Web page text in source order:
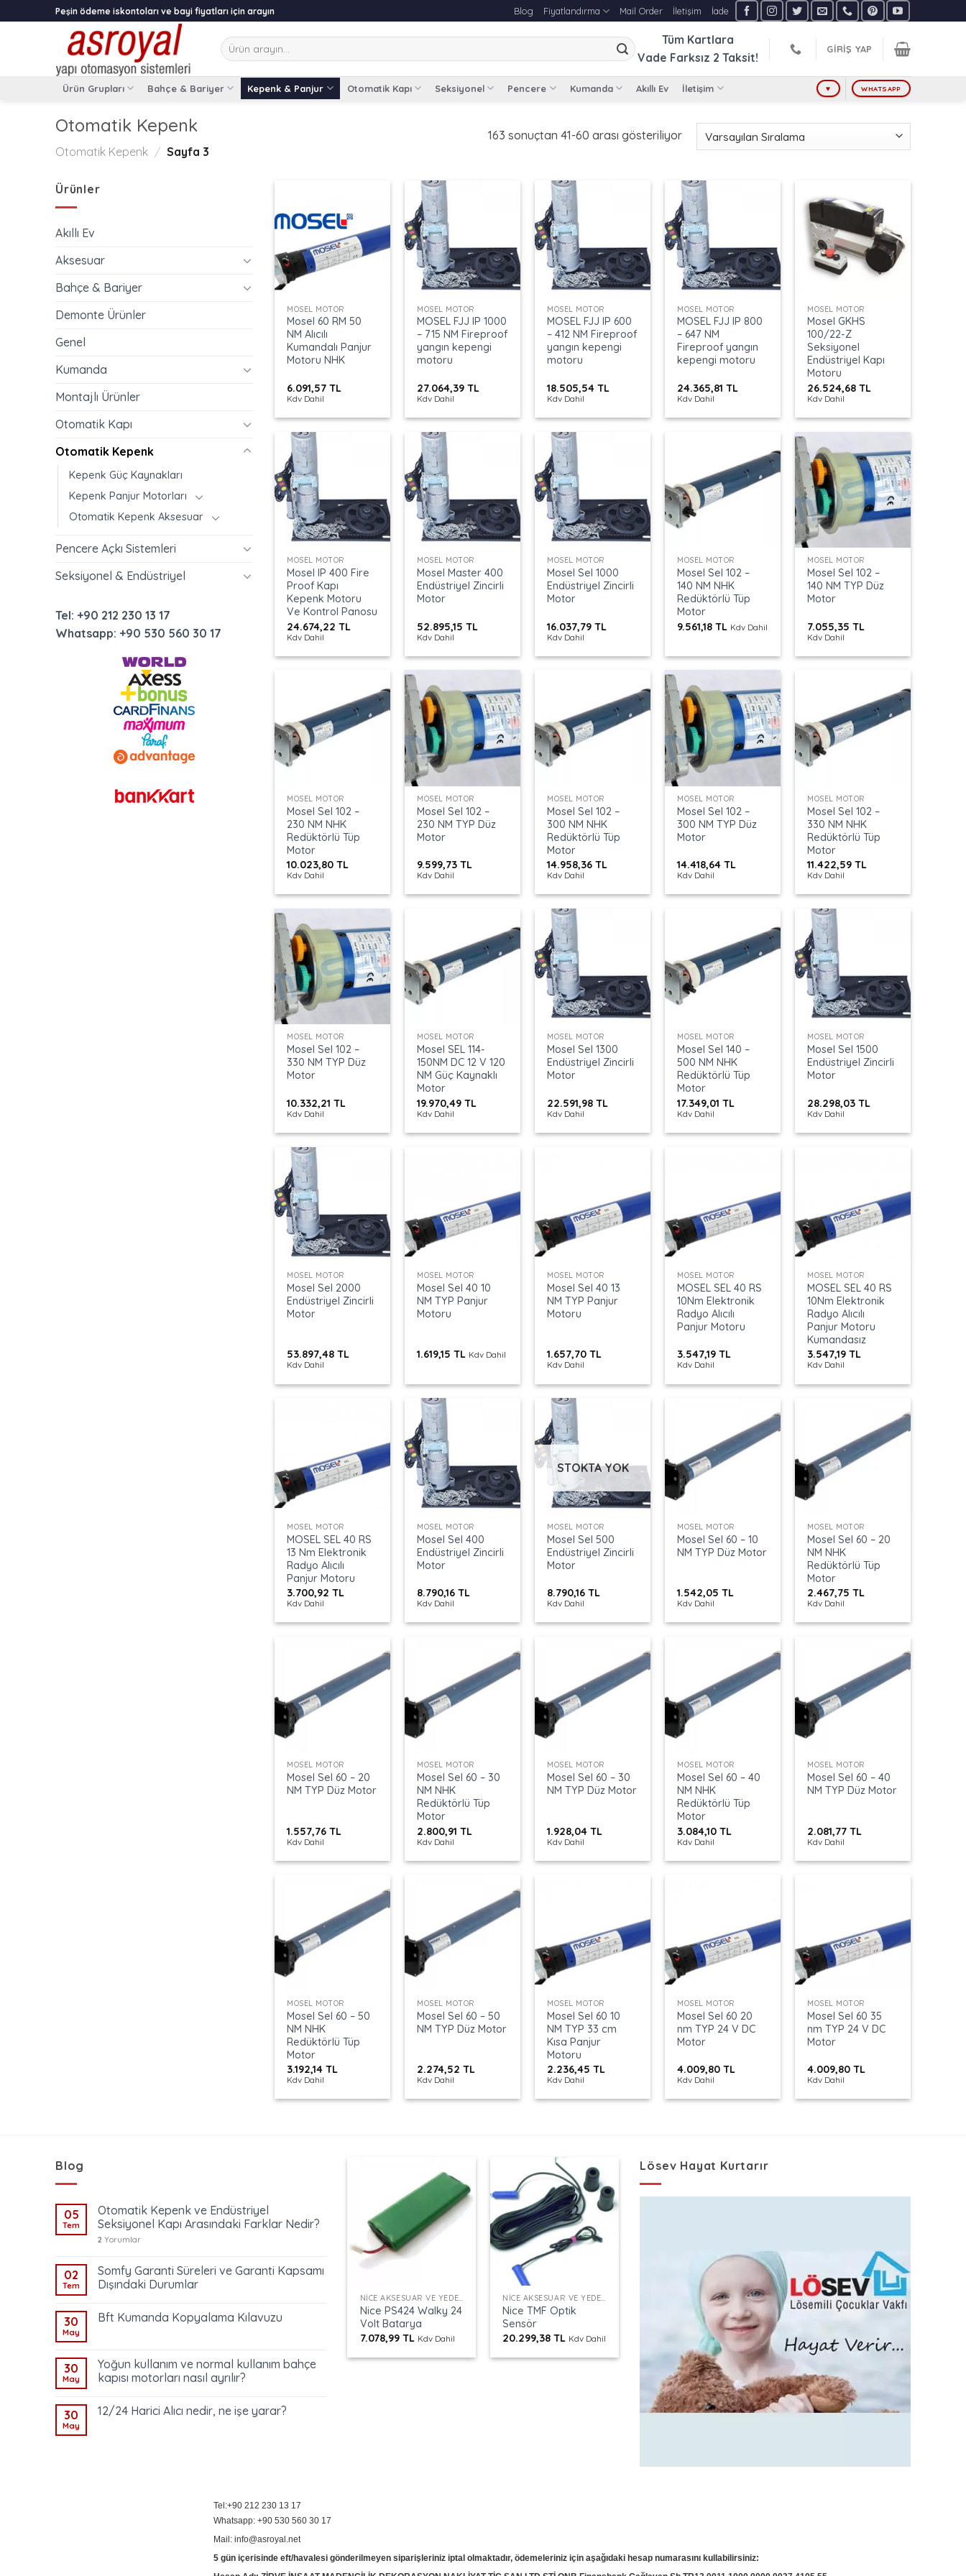
to
Peşin ödeme iskontoları ve bayi fiyatları için arayın Blog Fiyatlandırma Mail Order İletişim İade
Ara:
Tüm Kartlara
Vade Farksız 2 Taksit!
GIRIŞ YAP
Ürün Grupları Bahçe & Bariyer Kepenk & Panjur Otomatik Kapı Seksiyonel Pencere Kumanda Akıllı Ev İletişim ♥ WHATSAPP
Otomatik Kepenk
Otomatik Kepenk / Sayfa 3
163 sonuçtan 41-60 arası gösteriliyor
Ürünler
Akıllı Ev
Aksesuar
Bahçe & Bariyer
Demonte Ürünler
Genel
Kumanda
Montajlı Ürünler
Otomatik Kapı
Otomatik Kepenk
Kepenk Güç Kaynakları
Kepenk Panjur Motorları
Otomatik Kepenk Aksesuar
Pencere Açkı Sistemleri
Seksiyonel & Endüstriyel
Tel: +90 212 230 13 17
Whatsapp: +90 530 560 30 17
+
MOSEL MOTOR
Mosel 60 RM 50
NM Alıcılı
Kumandalı Panjur
Motoru NHK
6.091,57TL
Kdv Dahil
+
MOSEL MOTOR
MOSEL FJJ IP 1000
– 715 NM Fireproof
yangın kepengi
motoru
27.064,39TL
Kdv Dahil
+
MOSEL MOTOR
MOSEL FJJ IP 600
– 412 NM Fireproof
yangın kepengi
motoru
18.505,54TL
Kdv Dahil
+
MOSEL MOTOR
MOSEL FJJ IP 800
– 647 NM
Fireproof yangın
kepengi motoru
24.365,81TL
Kdv Dahil
MOSEL MOTOR
Mosel GKHS
100/22-Z
Seksiyonel
Endüstriyel Kapı
Motoru
26.524,68TL
Kdv Dahil
+
MOSEL MOTOR
Mosel IP 400 Fire
Proof Kapı
Kepenk Motoru
Ve Kontrol Panosu
24.674,22TL
Kdv Dahil
+
MOSEL MOTOR
Mosel Master 400
Endüstriyel Zincirli
Motor
52.895,15TL
Kdv Dahil
+
MOSEL MOTOR
Mosel Sel 1000
Endüstriyel Zincirli
Motor
16.037,79TL
Kdv Dahil
MOSEL MOTOR
Mosel Sel 102 –
140 NM NHK
Redüktörlü Tüp
Motor
9.561,18TL Kdv Dahil
+
MOSEL MOTOR
Mosel Sel 102 –
140 NM TYP Düz
Motor
7.055,35TL
Kdv Dahil
MOSEL MOTOR
Mosel Sel 102 –
230 NM NHK
Redüktörlü Tüp
Motor
10.023,80TL
Kdv Dahil
+
MOSEL MOTOR
Mosel Sel 102 –
230 NM TYP Düz
Motor
9.599,73TL
Kdv Dahil
MOSEL MOTOR
Mosel Sel 102 –
300 NM NHK
Redüktörlü Tüp
Motor
14.958,36TL
Kdv Dahil
+
MOSEL MOTOR
Mosel Sel 102 –
300 NM TYP Düz
Motor
14.418,64TL
Kdv Dahil
MOSEL MOTOR
Mosel Sel 102 –
330 NM NHK
Redüktörlü Tüp
Motor
11.422,59TL
Kdv Dahil
+
MOSEL MOTOR
Mosel Sel 102 –
330 NM TYP Düz
Motor
10.332,21TL
Kdv Dahil
MOSEL MOTOR
Mosel SEL 114-
150NM DC 12 V 120
NM Güç Kaynaklı
Motor
19.970,49TL
Kdv Dahil
+
MOSEL MOTOR
Mosel Sel 1300
Endüstriyel Zincirli
Motor
22.591,98TL
Kdv Dahil
MOSEL MOTOR
Mosel Sel 140 –
500 NM NHK
Redüktörlü Tüp
Motor
17.349,01TL
Kdv Dahil
+
MOSEL MOTOR
Mosel Sel 1500
Endüstriyel Zincirli
Motor
28.298,03TL
Kdv Dahil
+
MOSEL MOTOR
Mosel Sel 2000
Endüstriyel Zincirli
Motor
53.897,48TL
Kdv Dahil
+
MOSEL MOTOR
Mosel Sel 40 10
NM TYP Panjur
Motoru
1.619,15TL Kdv Dahil
+
MOSEL MOTOR
Mosel Sel 40 13
NM TYP Panjur
Motoru
1.657,70TL
Kdv Dahil
+
MOSEL MOTOR
MOSEL SEL 40 RS
10Nm Elektronik
Radyo Alıcılı
Panjur Motoru
3.547,19TL
Kdv Dahil
+
MOSEL MOTOR
MOSEL SEL 40 RS
10Nm Elektronik
Radyo Alıcılı
Panjur Motoru
Kumandasız
3.547,19TL
Kdv Dahil
+
MOSEL MOTOR
MOSEL SEL 40 RS
13 Nm Elektronik
Radyo Alıcılı
Panjur Motoru
3.700,92TL
Kdv Dahil
+
MOSEL MOTOR
Mosel Sel 400
Endüstriyel Zincirli
Motor
8.790,16TL
Kdv Dahil
+
STOKTA YOK
MOSEL MOTOR
Mosel Sel 500
Endüstriyel Zincirli
Motor
8.790,16TL
Kdv Dahil
MOSEL MOTOR
Mosel Sel 60 – 10
NM TYP Düz Motor
1.542,05TL
Kdv Dahil
MOSEL MOTOR
Mosel Sel 60 – 20
NM NHK
Redüktörlü Tüp
Motor
2.467,75TL
Kdv Dahil
MOSEL MOTOR
Mosel Sel 60 – 20
NM TYP Düz Motor
1.557,76TL
Kdv Dahil
MOSEL MOTOR
Mosel Sel 60 – 30
NM NHK
Redüktörlü Tüp
Motor
2.800,91TL
Kdv Dahil
MOSEL MOTOR
Mosel Sel 60 – 30
NM TYP Düz Motor
1.928,04TL
Kdv Dahil
MOSEL MOTOR
Mosel Sel 60 – 40
NM NHK
Redüktörlü Tüp
Motor
3.084,10TL
Kdv Dahil
MOSEL MOTOR
Mosel Sel 60 – 40
NM TYP Düz Motor
2.081,77TL
Kdv Dahil
MOSEL MOTOR
Mosel Sel 60 – 50
NM NHK
Redüktörlü Tüp
Motor
3.192,14TL
Kdv Dahil
MOSEL MOTOR
Mosel Sel 60 – 50
NM TYP Düz Motor
2.274,52TL
Kdv Dahil
+
MOSEL MOTOR
Mosel Sel 60 10
NM TYP 33 cm
Kısa Panjur
Motoru
2.236,45TL
Kdv Dahil
+
MOSEL MOTOR
Mosel Sel 60 20
nm TYP 24 V DC
Motor
4.009,80TL
Kdv Dahil
+
MOSEL MOTOR
Mosel Sel 60 35
nm TYP 24 V DC
Motor
4.009,80TL
Kdv Dahil
Blog
05
Tem
Otomatik Kepenk ve Endüstriyel
Seksiyonel Kapı Arasındaki Farklar Nedir?
2 Yorumlar
02
Tem
Somfy Garanti Süreleri ve Garanti Kapsamı
Dışındaki Durumlar
30
May
Bft Kumanda Kopyalama Kılavuzu
30
May
Yoğun kullanım ve normal kullanım bahçe
kapısı motorları nasıl ayrılır?
30
May
12/24 Harici Alıcı nedir, ne işe yarar?
NICE AKSESUAR VE YEDEK PARÇALAR
Nice PS424 Walky 24
Volt Batarya
7.078,99 TL Kdv Dahil
+
NICE AKSESUAR VE YEDEK PARÇALAR
Nice TMF Optik
Sensör
20.299,38TL Kdv Dahil
Lösev Hayat Kurtarır
Tel:+90 212 230 13 17
Whatsapp: +90 530 560 30 17
Mail: info@asroyal.net
5 gün içerisinde eft/havalesi gönderilmeyen siparişleriniz iptal olmaktadır, ödemeleriniz için aşağıdaki hesap numarasını kullabilirsiniz: